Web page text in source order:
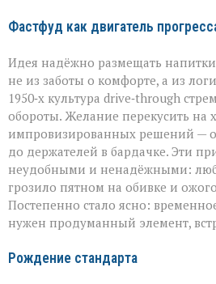
Фастфуд как двигатель
Идея надёжно размещать
не из заботы о комфорте, а из
1950‑х культура drive‑through
обороты. Желание перекусить на
импровизированных решений —
до держателей в бардачке. Эти
неудобными и ненадёжными:
грозило пятном на обивке и
Постепенно стало ясно:
нужен продуманный элемент,
Рождение стандарта